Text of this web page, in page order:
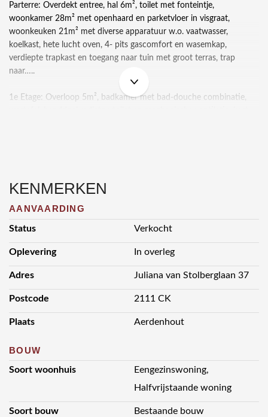
Parterre: Overdekt entree, hal 6m², toilet met fonteintje,
woonkamer 28m² met openhaard en parketvloer in visgraat,
woonkeuken 21m² met diverse apparatuur w.o. vaatwasser,
koelkast, hete lucht oven, 4- pits gascomfort en wasemkap,
verdiepte trapkast en toegang naar tuin met groot terras, trap
naar…..
1e Etage: Overloop 5m², badkamer met bad-douche combinatie,
opstelling, slaap/studeerkamer 12m² met dakkapel en kastenwand.
Algemeen:
- Kavelgrootte: 586m².
- Inhoud woning: ca. 400m³.
- CV-gas Nefit Ecom-liner ca. 2000.
- Partieel kapisolatie toegepast.
- Beregeninstallatie met eigen pomp.
- Object in optima forma.
- Oplevering in overleg.
- Uw bezichtiging meer dan waard!
KENMERKEN
AANVAARDING
Status Verkocht
Oplevering In overleg
Adres Juliana van Stolberglaan 37
Postcode 2111 CK
Plaats Aerdenhout
BOUW
Soort woonhuis
Eengezinswoning,
Halfvrijstaande woning
Soort bouw Bestaande bouw